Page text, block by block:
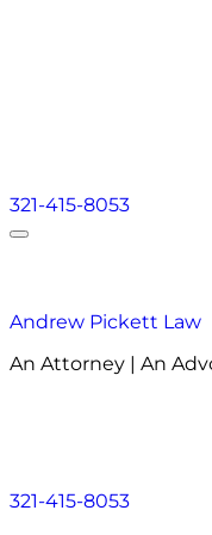
321-415-8053
Andrew Pickett Law
An Attorney | An
321-415-8053